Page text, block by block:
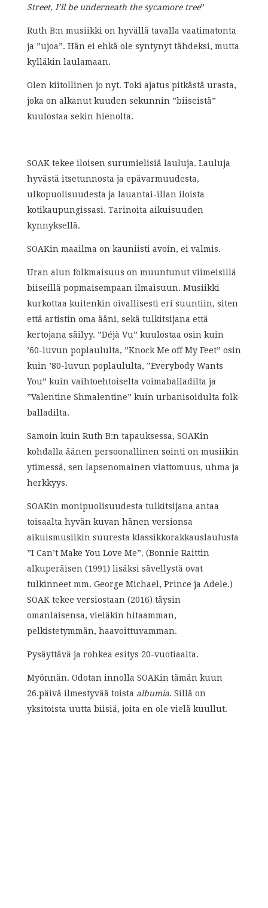
Street, I’ll be underneath the sycamore tree”
Ruth B:n musiikki on hyvällä tavalla vaatimatonta
ja ”ujoa”. Hän ei ehkä ole syntynyt tähdeksi, mutta
kylläkin laulamaan.
Olen kiitollinen jo nyt. Toki ajatus pitkästä urasta,
joka on alkanut kuuden sekunnin ”biiseistä”
kuulostaa sekin hienolta.
SOAK tekee iloisen surumielisiä lauluja. Lauluja
hyvästä itsetunnosta ja epävarmuudesta,
ulkopuolisuudesta ja lauantai-illan iloista
kotikaupungissasi. Tarinoita aikuisuuden
kynnyksellä.
SOAKin maailma on kauniisti avoin, ei valmis.
Uran alun folkmaisuus on muuntunut viimeisillä
biiseillä popmaisempaan ilmaisuun. Musiikki
kurkottaa kuitenkin oivallisesti eri suuntiin, siten
että artistin oma ääni, sekä tulkitsijana että
kertojana säilyy. ”Déjà Vu” kuulostaa osin kuin
’60-luvun poplaululta, ”Knock Me off My Feet” osin
kuin ’80-luvun poplaululta, ”Everybody Wants
You” kuin vaihtoehtoiselta voimaballadilta ja
”Valentine Shmalentine” kuin urbanisoidulta folk-
balladilta.
Samoin kuin Ruth B:n tapauksessa, SOAKin
kohdalla äänen persoonallinen sointi on musiikin
ytimessä, sen lapsenomainen viattomuus, uhma ja
herkkyys.
SOAKin monipuolisuudesta tulkitsijana antaa
toisaalta hyvän kuvan hänen versionsa
aikuismusiikin suuresta klassikkorakkauslaulusta
”I Can’t Make You Love Me”. (Bonnie Raittin
alkuperäisen (1991) lisäksi sävellystä ovat
tulkinneet mm. George Michael, Prince ja Adele.)
SOAK tekee versiostaan (2016) täysin
omanlaisensa, vieläkin hitaamman,
pelkistetymmän, haavoittuvamman.
Pysäyttävä ja rohkea esitys 20-vuotiaalta.
Myönnän. Odotan innolla SOAKin tämän kuun
26.päivä ilmestyvää toista albumia. Sillä on
yksitoista uutta biisiä, joita en ole vielä kuullut.